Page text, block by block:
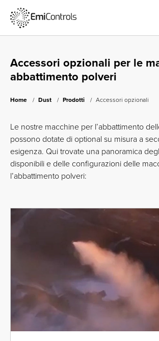
Accessori opzionali per le
abbattimento polveri
Home Dust Prodotti Accessori opzionali
Le nostre macchine per l’abbattimento
possono dotate di optional su misura a
esigenza. Qui trovate una panoramica
disponibili e delle configurazioni delle
l’abbattimento polveri: